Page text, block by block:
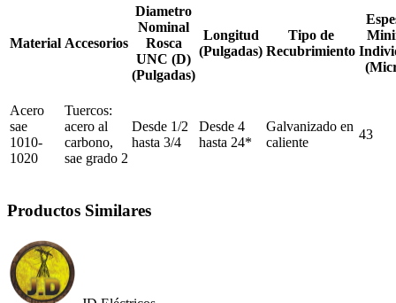
Material Accesorios
Diametro
Nominal
Rosca
UNC (D)
(Pulgadas)
Longitud
(Pulgadas)
Tipo de
Recubrimiento
Acero
sae
1010-
1020
Tuercos:
acero al
carbono,
sae grado 2
Desde 1/2
hasta 3/4
Desde 4
hasta 24*
Galvanizado en
caliente
43
Productos Similares